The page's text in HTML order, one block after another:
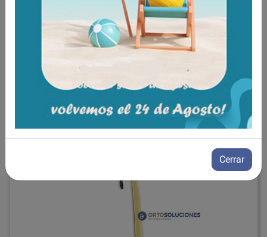
Ayuda para vestirse
ref: H4680
IVA incluido
Cerrar